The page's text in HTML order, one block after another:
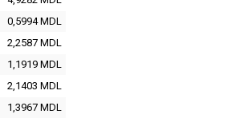
0,5994MDL
2,2587 MDL
1,1919 MDL
2,1403 MDL
1,3967 MDL